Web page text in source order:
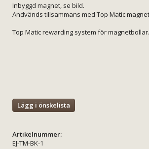
Inbyggd magnet, se bild.
Andvänds tillsammans med Top Matic magnet
Top Matic rewarding system för magnetbollar.
Lägg i önskelista
Artikelnummer:
EJ-TM-BK-1